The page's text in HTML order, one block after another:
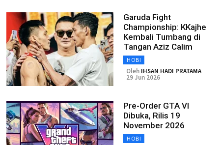
Garuda Fight
Championship: KKajhe
Kembali Tumbang di
Tangan Aziz Calim
HOBI
Oleh IHSAN HADI PRATAMA
29 Jun 2026
Pre-Order GTA VI
Dibuka, Rilis 19
November 2026
HOBI